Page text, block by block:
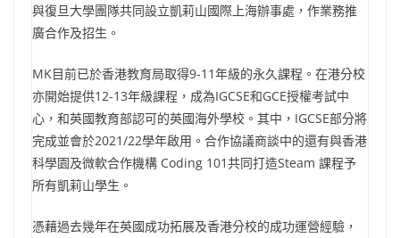
與復旦大學團隊共同設立凱莉山國際上海辦事處，作業務推
廣合作及招生。
MK目前已於香港教育局取得9-11年級的永久課程。在港分校
亦開始提供12-13年級課程，成為IGCSE和GCE授權考試中
心，和英國教育部認可的英國海外學校。其中，IGCSE部分將
完成並會於2021/22學年啟用。合作協議商談中的還有與香港
科學園及微軟合作機構 Coding 101共同打造Steam 課程予
所有凱莉山學生。
憑藉過去幾年在英國成功拓展及香港分校的成功運營經驗，